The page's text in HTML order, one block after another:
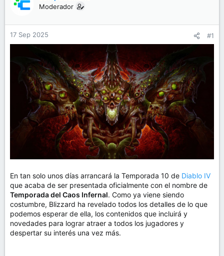
r
d
e
e
n
c
o
Moderador
17 Sep 2025 #1
En tan solo unos días arrancará la Temporada 10 de Diablo IV
que acaba de ser presentada oficialmente con el nombre de
Temporada del Caos Infernal. Como ya viene siendo
costumbre, Blizzard ha revelado todos los detalles de lo que
podemos esperar de ella, los contenidos que incluirá y
novedades para lograr atraer a todos los jugadores y
despertar su interés una vez más.